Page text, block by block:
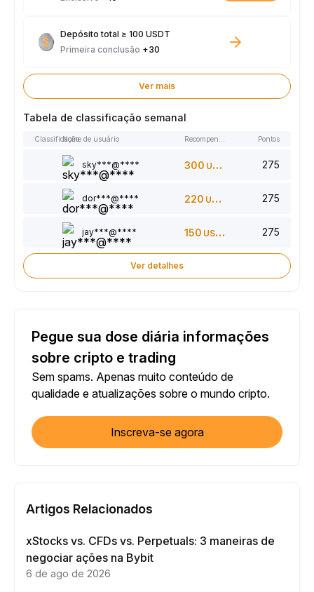
Depósito total ≥ 100 USDT
Primeira conclusão +30
Ver mais
Tabela de classificação semanal
ClassificaçãoNome de usuário Pontos
sky***@**** 300 USDT 275
dor***@**** 220 USDT 275
jay***@**** 150 USDT 275
Ver detalhes
Pegue sua dose diária informações
sobre cripto e trading
Sem spams. Apenas muito conteúdo de
qualidade e atualizações sobre o mundo cripto.
Inscreva-se agora
Artigos Relacionados
xStocks vs. CFDs vs. Perpetuals: 3 maneiras de
negociar ações na Bybit
6 de ago de 2026